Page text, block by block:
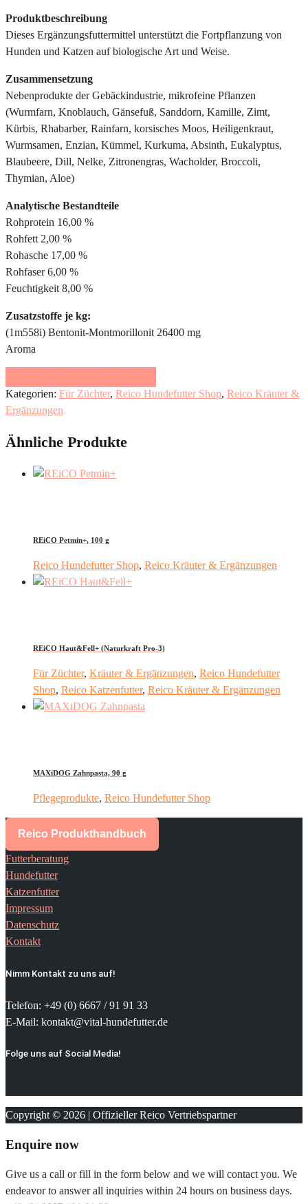
Produktbeschreibung
Dieses Ergänzungsfuttermittel unterstützt die Fortpflanzung von
Hunden und Katzen auf biologische Art und Weise.
Zusammensetzung
Nebenprodukte der Gebäckindustrie, mikrofeine Pflanzen
(Wurmfarn, Knoblauch, Gänsefuß, Sanddorn, Kamille, Zimt,
Kürbis, Rhabarber, Rainfarn, korsisches Moos, Heiligenkraut,
Wurmsamen, Enzian, Kümmel, Kurkuma, Absinth, Eukalyptus,
Blaubeere, Dill, Nelke, Zitronengras, Wacholder, Broccoli,
Thymian, Aloe)
Analytische Bestandteile
Rohprotein 16,00 %
Rohfett 2,00 %
Rohasche 17,00 %
Rohfaser 6,00 %
Feuchtigkeit 8,00 %
Zusatzstoffe je kg:
(1m558i) Bentonit-Montmorillonit 26400 mg
Aroma
Kategorien: Für Züchter, Reico Hundefutter Shop, Reico Kräuter &
Ergänzungen
Ähnliche Produkte
REiCO Petmin+, 100 g
Reico Hundefutter Shop, Reico Kräuter & Ergänzungen
REiCO Haut&Fell+ (Naturkraft Pro-3)
Für Züchter, Kräuter & Ergänzungen, Reico Hundefutter
Shop, Reico Katzenfutter, Reico Kräuter & Ergänzungen
MAXiDOG Zahnpasta, 90 g
Pflegeprodukte, Reico Hundefutter Shop
Reico Produkthandbuch
Futterberatung
Hundefutter
Katzenfutter
Impressum
Datenschutz
Kontakt
Nimm Kontakt zu uns auf!
Telefon: +49 (0) 6667 / 91 91 33
E-Mail: kontakt@vital-hundefutter.de
Folge uns auf Social Media!
Copyright © 2026 | Offizieller Reico Vertriebspartner
Enquire now
Give us a call or fill in the form below and we will contact you. We
endeavor to answer all inquiries within 24 hours on business days.